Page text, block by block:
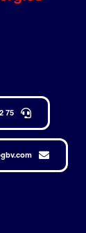
75